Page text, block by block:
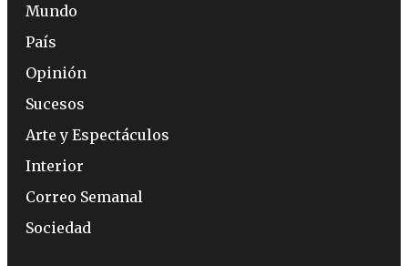
Mundo
País
Opinión
Sucesos
Arte y Espectáculos
Interior
Correo Semanal
Sociedad